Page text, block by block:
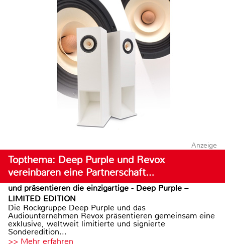
Anzeige
Topthema: Deep Purple und Revox
vereinbaren eine Partnerschaft…
und präsentieren die einzigartige - Deep Purple –
LIMITED EDITION
Die Rockgruppe Deep Purple und das
Audiounternehmen Revox präsentieren gemeinsam eine
exklusive, weltweit limitierte und signierte
Sonderedition...
>> Mehr erfahren